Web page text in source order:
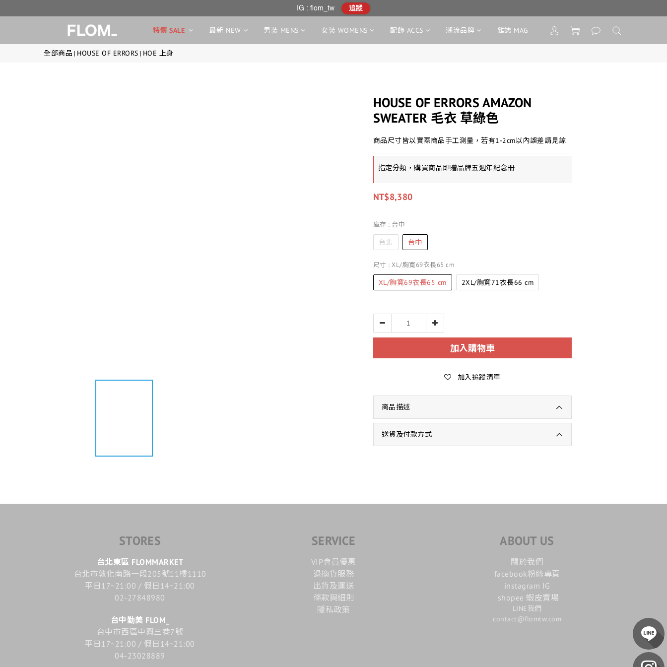
特價 SALE 最新 NEW 男裝 MENS 女裝 WOMENS 配飾 ACCS 潮流品牌 雜誌 MAG
全部商品 | HOUSE OF ERRORS | HOE 上身
HOUSE OF ERRORS AMAZON
SWEATER 毛衣 草綠色
商品尺寸皆以實際商品手工測量，若有1-2cm以內誤差請見諒
指定分類，購買商品即贈品牌五週年紀念冊
NT$8,380
庫存 : 台中
台北 台中
尺寸 : XL/胸寬69衣長65 cm
XL/胸寬69衣長65 cm 2XL/胸寬71衣長66 cm
加入購物車
加入追蹤清單
商品描述
送貨及付款方式
STORES
台北東區 FLOMMARKET
台北市敦化南路一段205號11樓1110
平日17~21:00 / 假日14~21:00
02-27848980
台中勤美 FLOM_
台中市西區中興三巷7號
平日17~21:00 / 假日14~21:00
04-23028889
SERVICE
VIP會員優惠
退換貨服務
出貨及運送
條款與細則
隱私政策
ABOUT US
關於我們
facebook粉絲專頁
instagram IG
shopee 蝦皮賣場
LINE我們
contact@flomtw.com
IG : flom_tw 追蹤